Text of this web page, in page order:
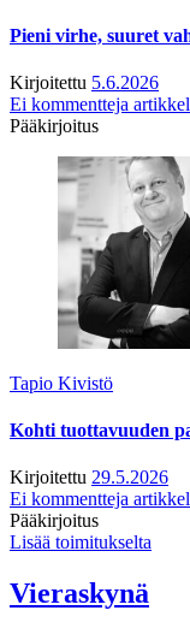
Pieni virhe, suuret
Kirjoitettu 5.6.2026
Ei kommentteja
Pääkirjoitus
Tapio Kivistö
Kohti tuottavuuden
Kirjoitettu 29.5.2026
Ei kommentteja
Pääkirjoitus
Lisää toimitukselta
Vieraskynä